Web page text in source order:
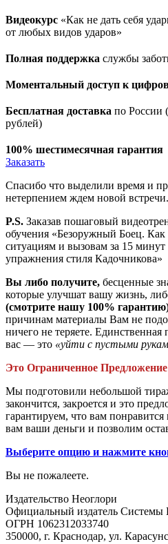
Видеокурс «Как не дать себя
от любых видов ударов»
Полная поддержка службы
Моментальный доступ к
Бесплатная доставка по России
рублей)
100% шестимесячная гарантия
Заказать
Спасибо что выделили время и
нетерпением ждем новой встречи.
P.S. Заказав пошаговый
обучения «Безоружный Боец.
ситуациям и вызовам за 15
упражнения стиля Кадочникова»
Вы либо получите, бесценные
которые улучшат вашу жизнь,
(смотрите нашу 100%
причинам материалы Вам не
ничего не теряете.
вас — это «уйти с пустыми
Это Ограниченное Предложение
Мы подготовили небольшой
закончится, закроется и это
гарантируем, что вам
вам ваши деньги и позволим
Выберите опцию и нажмите
Вы не пожалеете.
Издательство Неоглори
Официальный издатель Системы
ОГРН 1062312033740
350000, г. Краснодар, ул.